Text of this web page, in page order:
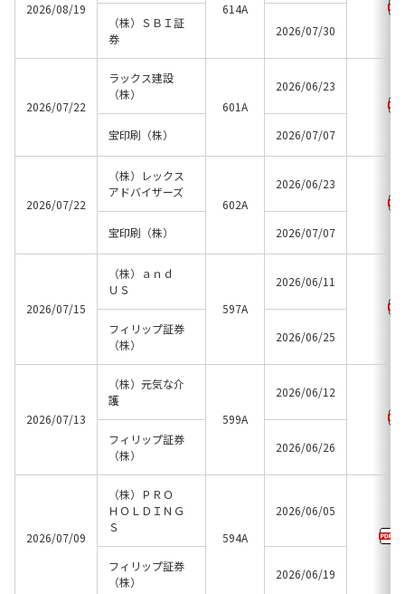
2026/08/19
614A
（株）ＳＢＩ証
券
2026/07/30
2026/07/22
ラックス建設
（株）
601A
2026/06/23
宝印刷（株） 2026/07/07
2026/07/22
（株）レックス
アドバイザーズ
602A
2026/06/23
宝印刷（株） 2026/07/07
2026/07/15
（株）ａｎｄ
ＵＳ
597A
2026/06/11
フィリップ証券
（株）
2026/06/25
2026/07/13
（株）元気な介
護
599A
2026/06/12
フィリップ証券
（株）
2026/06/26
2026/07/09
（株）ＰＲＯ
ＨＯＬＤＩＮＧ
Ｓ
594A
2026/06/05
フィリップ証券
（株）
2026/06/19